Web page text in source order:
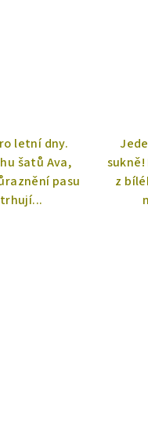
letní dny.
šatů Ava,
pasu
z